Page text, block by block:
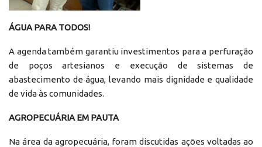
ÁGUA PARA TODOS!
A agenda também garantiu investimentos para a perfuração
de poços artesianos e execução de sistemas de
abastecimento de água, levando mais dignidade e qualidade
de vida às comunidades.
AGROPECUÁRIA EM PAUTA
Na área da agropecuária, foram discutidas ações voltadas ao